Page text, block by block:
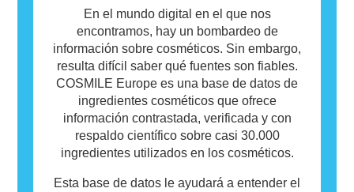
En el mundo digital en el que nos
encontramos, hay un bombardeo de
información sobre cosméticos. Sin embargo,
resulta difícil saber qué fuentes son fiables.
COSMILE Europe es una base de datos de
ingredientes cosméticos que ofrece
información contrastada, verificada y con
respaldo científico sobre casi 30.000
ingredientes utilizados en los cosméticos.
Esta base de datos le ayudará a entender el